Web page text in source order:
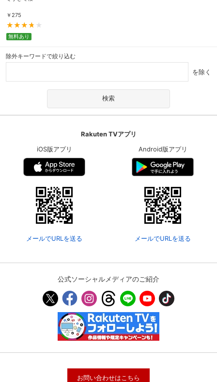
￥ 275
無料あり
除外キーワードで絞り込む
を除く
Rakuten TVアプリ
iOS版アプリ
メールでURLを送る
Android版アプリ
メールでURLを送る
公式ソーシャルメディアのご紹介
お問い合わせはこちら